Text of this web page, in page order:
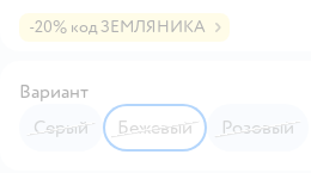
-20% код ЗЕМЛЯНИКА
Вариант
Серый
Бежевый Розовый